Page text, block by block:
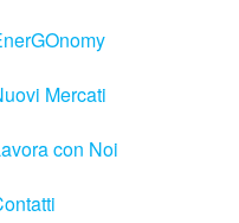
Mercati
con Noi